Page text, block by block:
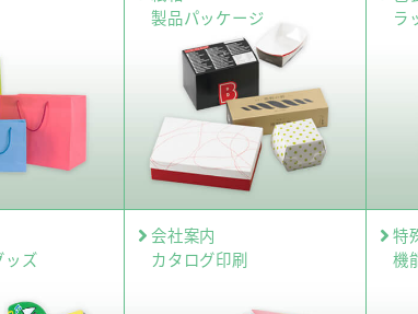
製品パッケージ
ラ
ッズ
会社案内
カタログ印刷
特
機